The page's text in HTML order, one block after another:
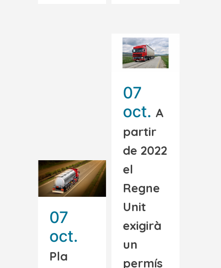
07
oct.
Pla
07
oct. A
partir
de 2022
el
Regne
Unit
exigirà
un
permís